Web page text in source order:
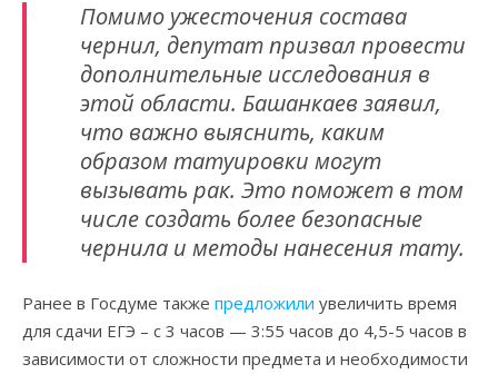
Помимо ужесточения состава
чернил, депутат призвал провести
дополнительные исследования в
этой области. Башанкаев заявил,
что важно выяснить, каким
образом татуировки могут
вызывать рак. Это поможет в том
числе создать более безопасные
чернила и методы нанесения тату.
Ранее в Госдуме также предложили увеличить время
для сдачи ЕГЭ – с 3 часов — 3:55 часов до 4,5-5 часов в
зависимости от сложности предмета и необходимости